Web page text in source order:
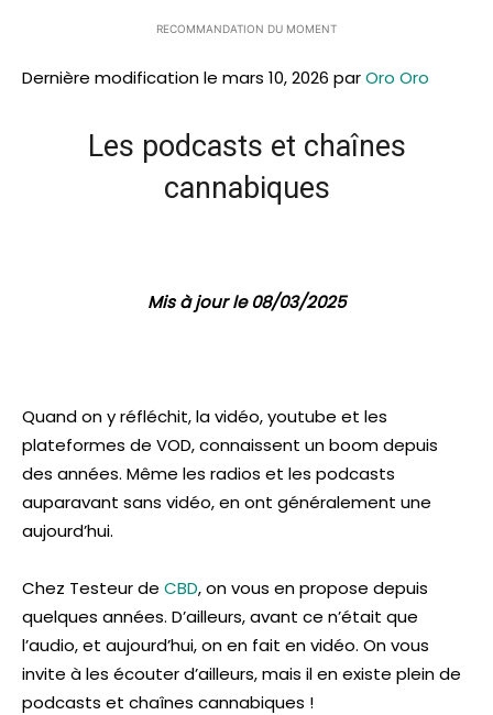
RECOMMANDATION DU MOMENT
Dernière modification le mars 10, 2026 parOro Oro
Les podcasts et chaînes
cannabiques
Mis à jour le 08/03/2025
Quand on y réfléchit, la vidéo, youtube et les
plateformes de VOD, connaissent un boom depuis
des années. Même les radios et les podcasts
auparavant sans vidéo, en ont généralement une
aujourd’hui.
Chez Testeur de CBD, on vous en propose depuis
quelques années. D’ailleurs, avant ce n’était que
l’audio, et aujourd’hui, on en fait en vidéo. On vous
invite à les écouter d’ailleurs, mais il en existe plein de
podcasts et chaînes cannabiques !